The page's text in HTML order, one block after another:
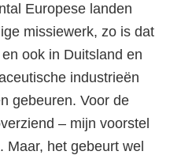
Europese landen
missiewerk, zo is dat
ook in Duitsland en
industrieën
gebeuren. Voor de
– mijn voorstel
Maar, het gebeurt wel